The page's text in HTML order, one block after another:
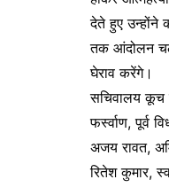
देते हुए उन्होंने
तक आंदोलन
घेराव करेंगे।
सचिवालय कूच
फर्स्वाण, पूर्व
अजय रावत,
रितेश कुमार,